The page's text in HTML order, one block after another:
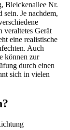
Bleickenallee Nr.
sein. Je nachdem,
veraltetes Gerät
eine realistische
Auch
können zur
durch einen
sich in vielen